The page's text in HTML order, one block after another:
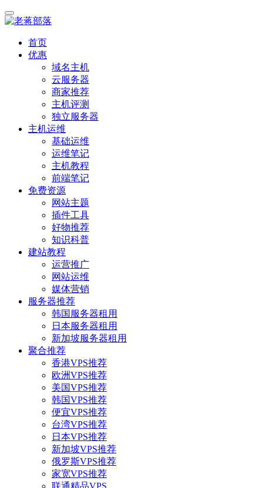
首页
优惠
域名主机
云服务器
商家推荐
主机评测
独立服务器
主机运维
基础运维
运维笔记
主机教程
前端笔记
免费资源
网站主题
插件工具
好物推荐
知识科普
建站教程
运营推广
网站运维
媒体营销
服务器推荐
韩国服务器租用
日本服务器租用
新加坡服务器租用
聚合推荐
香港VPS推荐
欧洲VPS推荐
美国VPS推荐
韩国VPS推荐
便宜VPS推荐
台湾VPS推荐
日本VPS推荐
新加坡VPS推荐
俄罗斯VPS推荐
家宽VPS推荐
联通精品VPS